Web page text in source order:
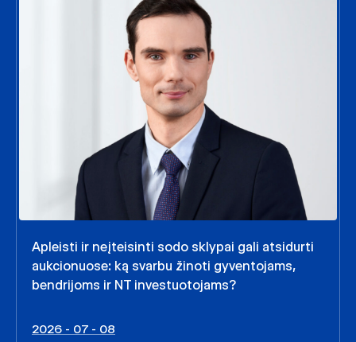
Apleisti ir neįteisinti sodo sklypai gali atsidurti
aukcionuose: ką svarbu žinoti gyventojams,
bendrijoms ir NT investuotojams?
2026 - 07 - 08